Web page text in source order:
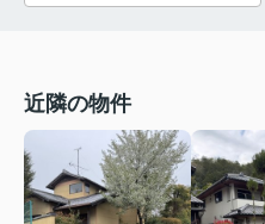
近隣の物件